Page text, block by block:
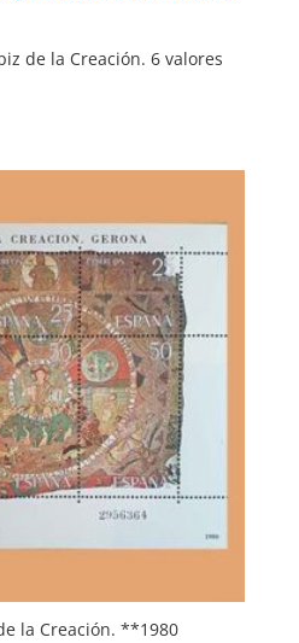
de la Creación. 6 valores
la Creación. **1980